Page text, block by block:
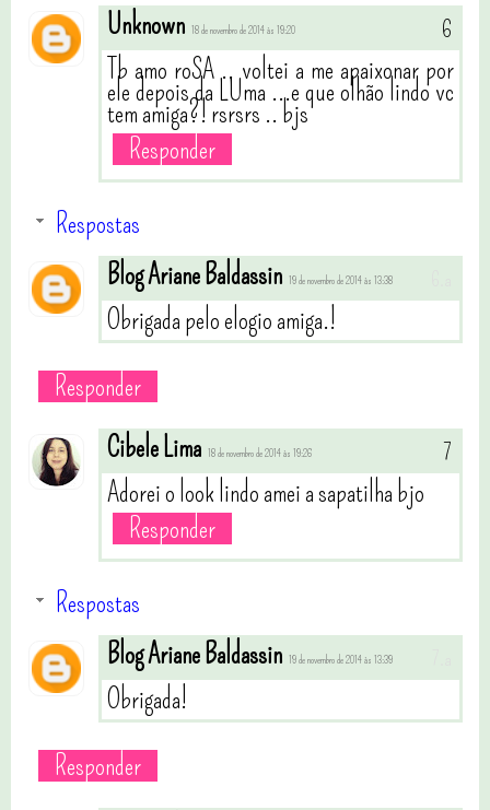
Unknown 18 de novembro de 2014 às 19:20
Tb amo roSA .. voltei a me apaixonar por
ele depois da LUma ...e que olhão lindo vc
tem amiga?! rsrsrs .. bjs
Responder
Respostas
Blog Ariane Baldassin 19 de novembro de 2014 às 13:38
Obrigada pelo elogio amiga.!
Responder
Cibele Lima 18 de novembro de 2014 às 19:26
Adorei o look lindo amei a sapatilha bjo
Responder
Respostas
Blog Ariane Baldassin 19 de novembro de 2014 às 13:39
Obrigada!
Responder